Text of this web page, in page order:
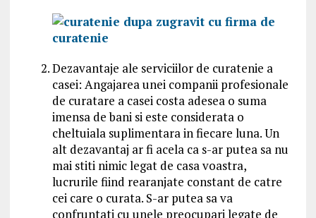
Dezavantaje ale serviciilor de curatenie a
casei: Angajarea unei companii profesionale
de curatare a casei costa adesea o suma
imensa de bani si este considerata o
cheltuiala suplimentara in fiecare luna. Un
alt dezavantaj ar fi acela ca s-ar putea sa nu
mai stiti nimic legat de casa voastra,
lucrurile fiind rearanjate constant de catre
cei care o curata. S-ar putea sa va
confruntati cu unele preocupari legate de